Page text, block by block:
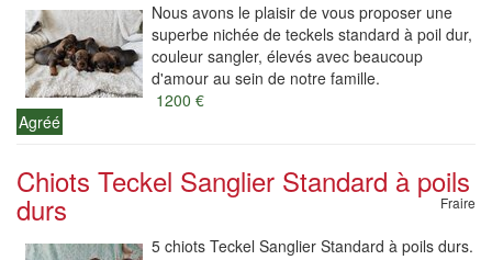
Nous avons le plaisir de vous proposer une
superbe nichée de teckels standard à poil dur,
couleur sangler, élevés avec beaucoup
d'amour au sein de notre famille.
1200 €
Agréé
Chiots Teckel Sanglier Standard à poils
durs Fraire
5 chiots Teckel Sanglier Standard à poils durs.